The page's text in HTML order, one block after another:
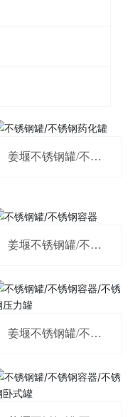
姜堰不锈钢罐/不锈
姜堰不锈钢罐/不锈
姜堰不锈钢罐/不锈